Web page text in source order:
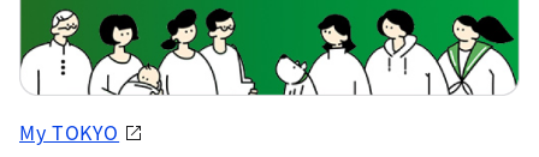
My TOKYO